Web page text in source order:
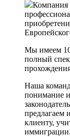
Компания
Мы имеем
полный
Наша
понимание
предлагаем
клиенту,
иммиграции.